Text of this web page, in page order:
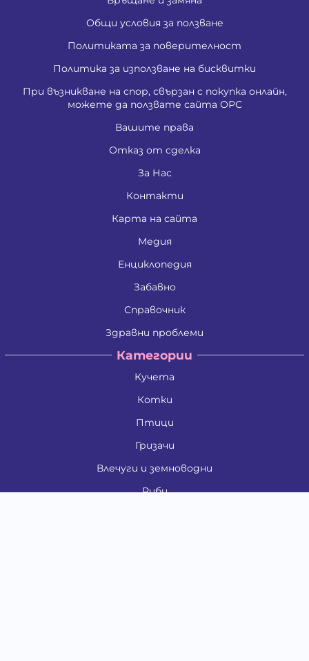
Общи условия за ползване
Политиката за поверителност
Политика за използване на бисквитки
При възникване на спор, свързан с покупка онлайн,
можете да ползвате сайта ОРС
Вашите права
Отказ от сделка
За Нас
Контакти
Карта на сайта
Медия
Енциклопедия
Забавно
Справочник
Здравни проблеми
Категории
Кучета
Котки
Птици
Гризачи
Влечуги и земноводни
Риби